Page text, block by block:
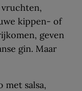
kippen- of
geven
gin. Maar
met salsa,